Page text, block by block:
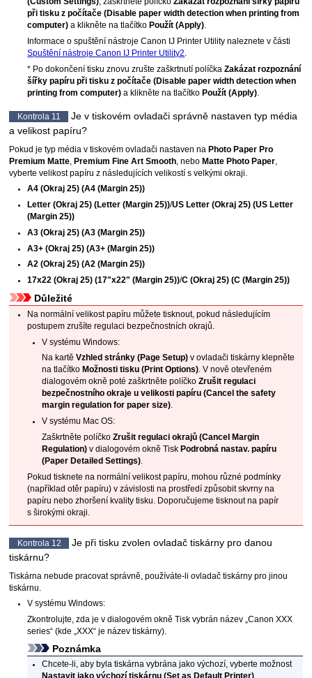
(Custom Settings), zaškrtněte políčkoZakázat rozpoznání šířky papíru
při tisku z počítače (Disable paper width detection when printing from
computer) a klikněte na tlačítko Použít (Apply).
Informace o spuštění nástrojeCanon IJ Printer Utility naleznete v části
Spuštění nástroje Canon IJ Printer Utility2
* Po dokončení tisku znovu zrušte zaškrtnutí políčkaZakázat rozpoznání
šířky papíru při tisku z počítače (Disable paper width detection when
printing from computer) a klikněte na tlačítko Použít (Apply)
Kontrola 11
Je v tiskovém ovladači správně nastaven typ média
a velikost papíru?
Pokud je typ média v tiskovém ovladači nastaven na Photo Paper Pro
Premium Matte
Premium Fine Art Smooth , nebo Matte Photo Paper
vyberte velikost papíru z následujících velikostí s velkými okraji.
A4 (Okraj 25) (A4 (Margin 25))
Letter (Okraj 25) (Letter (Margin 25))/US Letter (Okraj 25) (US Letter
(Margin 25))
A3 (Okraj 25) (A3 (Margin 25))
A3+ (Okraj 25) (A3+ (Margin 25))
A2 (Okraj 25) (A2 (Margin 25))
17x22 (Okraj 25) (17"x22" (Margin 25))/C (Okraj 25) (C (Margin 25))
Důležité
Na normální velikost papíru můžete tisknout, pokud následujícím
postupem zrušíte regulaci bezpečnostních okrajů.
V systémuWindows:
Na kartěVzhled stránky (Page Setup) v ovladači tiskárny klepněte
na tlačítko Možnosti tisku (Print Options) V nově otevřeném
dialogovém okně poté zaškrtněte políčkoZrušit regulaci
bezpečnostního okraje u velikosti papíru (Cancel the safety
margin regulation for paper size)
V systému Mac OS:
Zaškrtněte políčkoZrušit regulaci okrajů (Cancel Margin
Regulation) v dialogovém okně Tisk Podrobná nastav. papíru
(Paper Detailed Settings)
Pokud tisknete na normální velikost papíru, mohou různé podmínky
(například otěr papíru) v závislosti na prostředí způsobit skvrny na
papíru nebo zhoršení kvality tisku.
Doporučujeme tisknout na papír
s širokými okraji.
Kontrola 12
Je při tisku zvolen ovladač tiskárny pro danou
tiskárnu?
Tiskárna nebude pracovat správně, používáte-li ovladač tiskárny pro jinou
tiskárnu
V systémuWindows:
Zkontrolujte, zda je v dialogovém okně Tisk vybrán název „Canon XXX
series“ (kde „XXX“ je názevtiskárny).
Poznámka
Chcete-li, aby bylatiskárna vybrána jako výchozí, vyberte možnost
Nastavit jako výchozí tiskárnu (Set as Default Printer)